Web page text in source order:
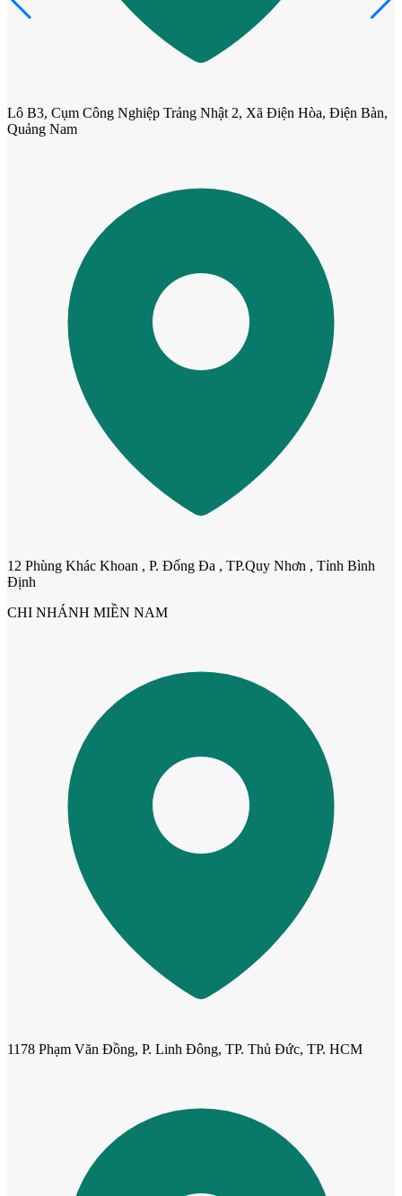
Cửa Gỗ Tự Nhiên
Cửa gỗ An Cường
CỬA NHỰA
Cửa Nhựa Gỗ Composite
Lô B3, Cụm Công Nghiệp Trảng Nhật 2, Xã Điện Hòa, Điện Bàn,
Quảng Nam
12 Phùng Khác Khoan , P. Đống Đa , TP.Quy Nhơn , Tỉnh Bình
Định
CHI NHÁNH MIỀN NAM
1178 Phạm Văn Đồng, P. Linh Đông, TP. Thủ Đức, TP. HCM